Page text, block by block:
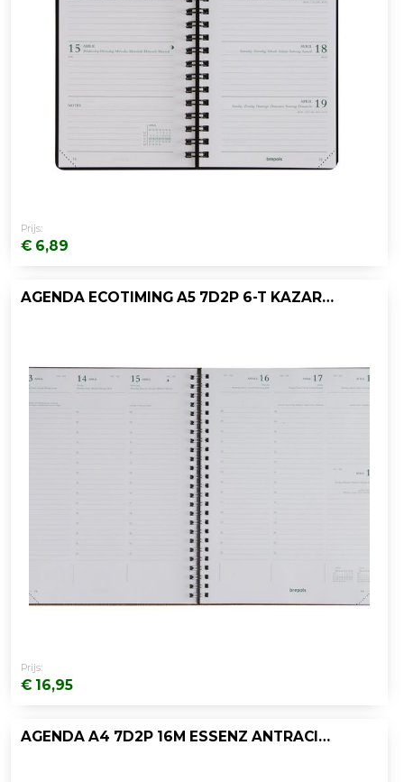
Prijs:
€ 6,89
AGENDA ECOTIMING A5 7D2P 6-T KAZAR ASS
Prijs:
€ 16,95
AGENDA A4 7D2P 16M ESSENZ ANTRACIET